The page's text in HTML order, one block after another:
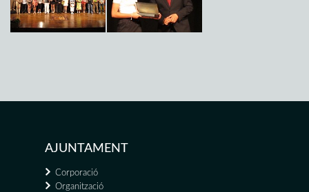
AJUNTAMENT
Corporació
Organització